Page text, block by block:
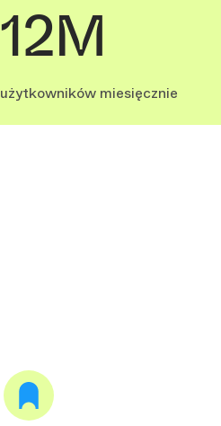
12M
użytkowników miesięcznie